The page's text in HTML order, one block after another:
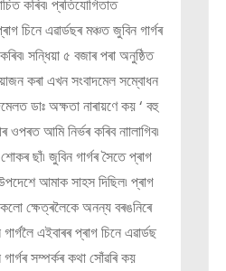
কৰিব৷ প্ৰতিযোগিতাত
চিনে এৱাৰ্ডছৰ মঞ্চত জুবিন গাৰ্গৰ
সন্ধিয়া ৫ বজাৰ পৰা অনুষ্ঠিত
কৰা এখন সংবাদমেল সম্বোধন
ডাঃ অক্ষতা নাৰায়ণে কয় ‘ বহু
আমি নিৰ্ভৰ কৰিব নাালাগিব৷
ছাঁ৷ জুবিন গাৰ্গৰ সৈতে প্ৰাগ
আমাক সাহস দিছিল৷ প্ৰাগ
ক্ষেত্ৰলৈকে অনন্য বৰঙনিৰে
এইবাৰৰ প্ৰাগ চিনে এৱাৰ্ডছ
সম্পৰ্কৰ কথা সোঁৱৰি কয়